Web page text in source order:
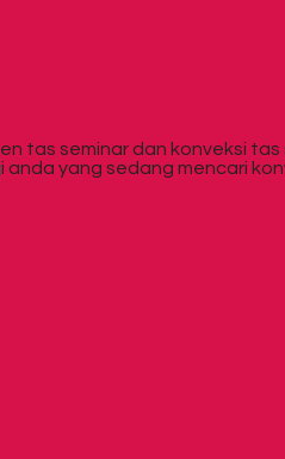
tas seminar dan konveksi
yang sedang mencari